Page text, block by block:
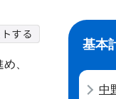
、
基本
中